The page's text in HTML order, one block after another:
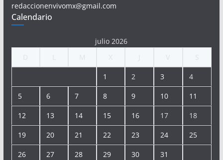
redaccionenvivomx@gmail.com
Calendario
julio 2026
1 2 3 4
5 6 7 8 9 10 11
12 13 14 15 16 17 18
19 20 21 22 23 24 25
26 27 28 29 30 31